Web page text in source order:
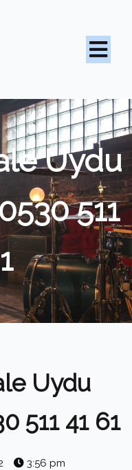
Uydu
511
Uydu
511 41 61
3:56 pm